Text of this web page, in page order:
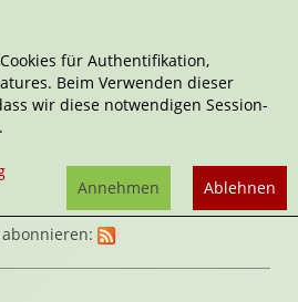
abonnieren:
für Authentifikation,
Beim Verwenden dieser
wir diese notwendigen Session-
Ablehnen
Annehmen